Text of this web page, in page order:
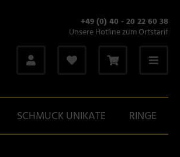
+49 (0) 40 - 20 22 60 38
Unsere Hotline zum Ortstarif
SCHMUCK UNIKATE RINGE